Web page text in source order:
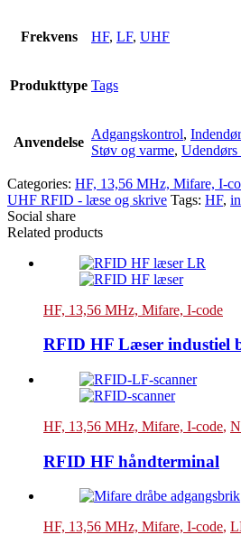
Frekvens HF, LF, UHF
Produkttype Tags
Anvendelse
Adgangskontrol,
Støv og varme, Udendørs
Categories: HF, 13,56 MHz, Mifare, I-
UHF RFID - læse og skrive Tags: HF,
Social share
Related products
HF, 13,56 MHz, Mifare, I-code
RFID HF Læser industiel
HF, 13,56 MHz, Mifare, I-code,
RFID HF håndterminal
HF, 13,56 MHz, Mifare, I-code,